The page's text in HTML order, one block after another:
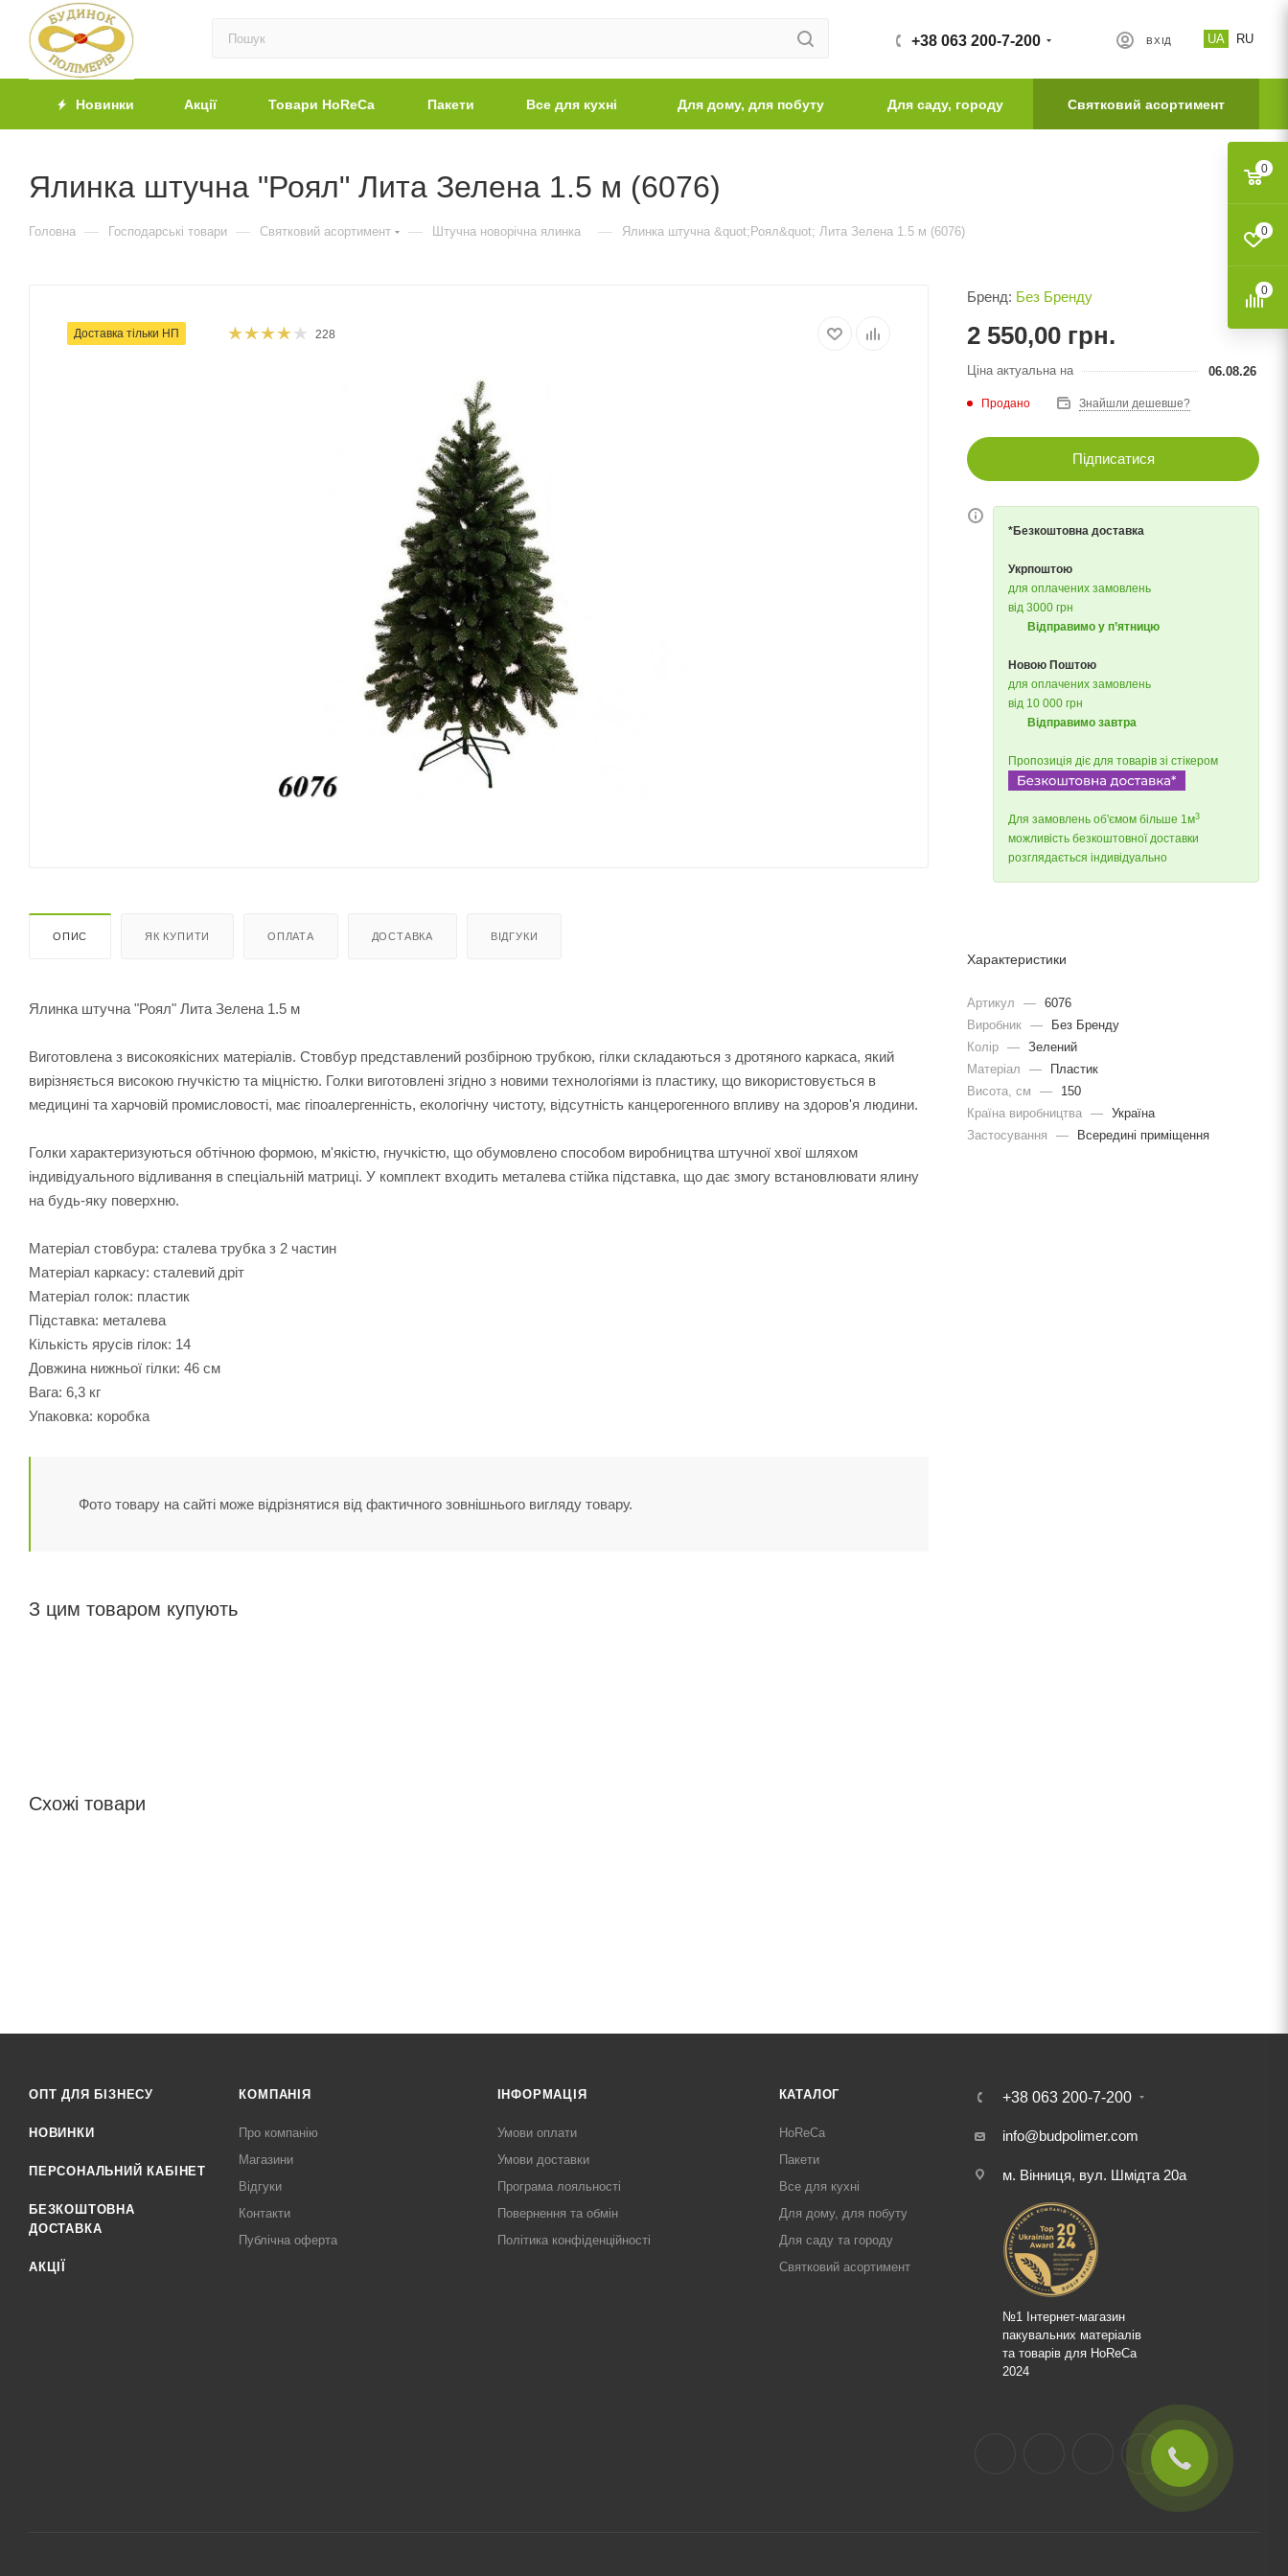
UA RU
ВХІД
+38 063 200-7-200
Новинки Акції Товари HoReCa Пакети Все для кухні Для дому, для побуту Для саду, городу Святковий асортимент
Ялинка штучна "Роял" Лита Зелена 1.5 м (6076)
Головна — Господарські товари — Святковий асортимент — Штучна новорічна ялинка — Ялинка штучна &quot;Роял&quot; Лита Зелена 1.5 м (6076)
Доставка тільки НП 228
ОПИС ЯК КУПИТИ ОПЛАТА ДОСТАВКА ВІДГУКИ
Ялинка штучна "Роял" Лита Зелена 1.5 м
Виготовлена з високоякісних матеріалів. Стовбур представлений розбірною трубкою, гілки складаються з дротяного каркаса, який
вирізняється високою гнучкістю та міцністю. Голки виготовлені згідно з новими технологіями із пластику, що використовується в
медицині та харчовій промисловості, має гіпоалергенність, екологічну чистоту, відсутність канцерогенного впливу на здоров'я людини.
Голки характеризуються обтічною формою, м'якістю, гнучкістю, що обумовлено способом виробництва штучної хвої шляхом
індивідуального відливання в спеціальній матриці. У комплект входить металева стійка підставка, що дає змогу встановлювати ялину
на будь-яку поверхню.
Матеріал стовбура: сталева трубка з 2 частин
Матеріал каркасу: сталевий дріт
Матеріал голок: пластик
Підставка: металева
Кількість ярусів гілок: 14
Довжина нижньої гілки: 46 см
Вага: 6,3 кг
Упаковка: коробка
Фото товару на сайті може відрізнятися від фактичного зовнішнього вигляду товару.
З цим товаром купують
Схожі товари
Бренд: Без Бренду
2 550,00 грн.
Ціна актуальна на 06.08.26
Продано Знайшли дешевше?
Підписатися
*Безкоштовна доставка
Укрпоштою
для оплачених замовлень
від 3000 грн
Відправимо у п’ятницю
Новою Поштою
для оплачених замовлень
від 10 000 грн
Відправимо завтра
Пропозиція діє для товарів зі стікером
Для замовлень об'ємом більше 1м3
можливість безкоштовної доставки
розглядається індивідуально
Характеристики
Артикул — 6076
Виробник —
Без Бренду
Колір — Зелений
Матеріал
—
Пластик
Висота, см
—
150
Країна виробництва — Україна
Застосування
— Всередині приміщення
ОПТ ДЛЯ БІЗНЕСУ
НОВИНКИ
ПЕРСОНАЛЬНИЙ КАБІНЕТ
БЕЗКОШТОВНА
ДОСТАВКА
АКЦІЇ
КОМПАНІЯ
Про компанію
Магазини
Відгуки
Контакти
Публічна оферта
ІНФОРМАЦІЯ
Умови оплати
Умови доставки
Програма лояльності
Повернення та обмін
Політика конфіденційності
КАТАЛОГ
HoReCa
Пакети
Все для кухні
Для дому, для побуту
Для саду та городу
Святковий асортимент
+38 063 200-7-200
info@budpolimer.com
м. Вінниця, вул. Шмідта 20а
№1 Інтернет-магазин
пакувальних матеріалів
та товарів для HoReCa
2024
0
0
0